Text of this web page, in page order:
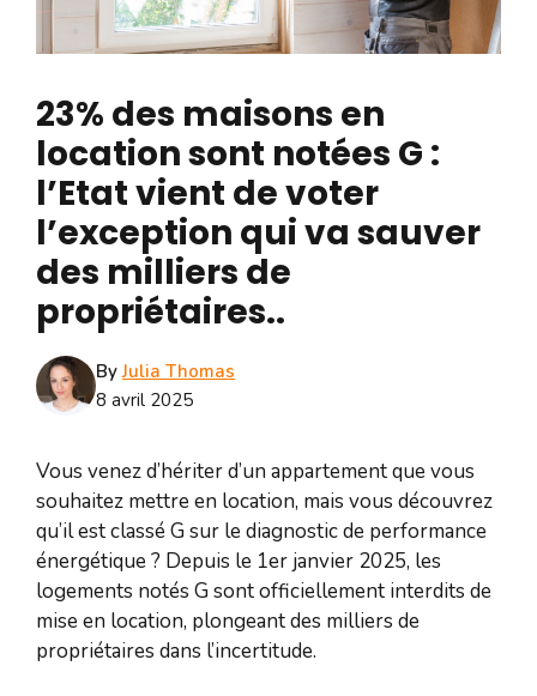
23% des maisons en
location sont notées G :
l’Etat vient de voter
l’exception qui va sauver
des milliers de
propriétaires..
ByJulia Thomas
8 avril 2025
Vous venez d’hériter d’un appartement que vous
souhaitez mettre en location, mais vous découvrez
qu’il est classé G sur le diagnostic de performance
énergétique ? Depuis le 1er janvier 2025, les
logements notés G sont officiellement interdits de
mise en location, plongeant des milliers de
propriétaires dans l’incertitude.